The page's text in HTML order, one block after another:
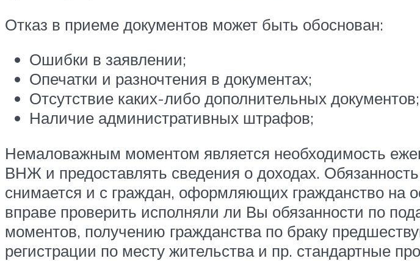
Отказ в приеме документов может быть обоснован:
Ошибки в заявлении;
Опечатки и разночтения в документах;
Отсутствие каких-либо дополнительных документов;
Наличие административных штрафов;
Немаловажным моментом является необходимость
ВНЖ и предоставлять сведения о доходах.
снимается и с граждан, оформляющих гражданство на
вправе проверить исполняли ли Вы обязанности по
моментов, получению гражданства по браку
регистрации по месту жительства и пр. стандартные